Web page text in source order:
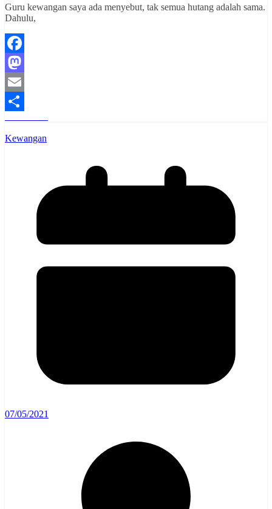
Guru kewangan saya ada menyebut, tak semua hutang adalah sama.
Dahulu,
Facebook
Mastodon
Email
Share
Kewangan
07/05/2021